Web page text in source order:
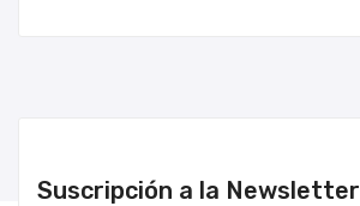
Suscripción a la Newsletter